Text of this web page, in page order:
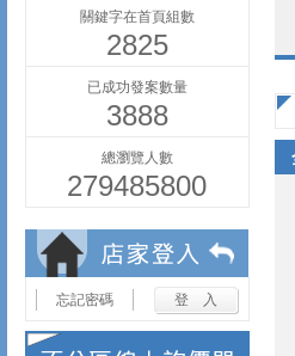
關鍵字在首頁組數
2825
已成功發案數量
3888
總瀏覽人數
279485800
忘記密碼